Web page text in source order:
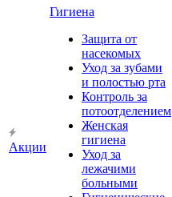
Акции
Гигиена
Защита от
насекомых
Уход за зубами
и полостью рта
Контроль за
потоотделением
Женская
гигиена
Уход за
лежачими
больными